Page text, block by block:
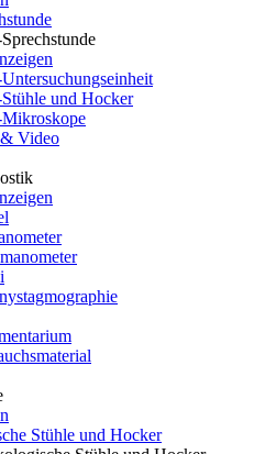
und Hocker
Video
Stühle und Hocker